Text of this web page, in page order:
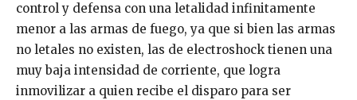
control y defensa con una letalidad infinitamente
menor a las armas de fuego, ya que si bien las armas
no letales no existen, las de electroshock tienen una
muy baja intensidad de corriente, que logra
inmovilizar a quien recibe el disparo para ser